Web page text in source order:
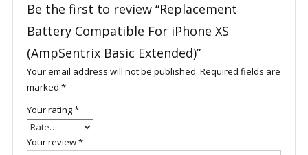
Be the first to review “Replacement
Battery Compatible For iPhone XS
(AmpSentrix Basic Extended)”
Your email address will not be published. Required fields are
marked *
Your rating*
Your review*